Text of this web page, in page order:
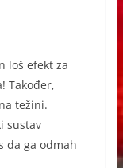
loš efekt za
Također,
težini.
sustav
da ga odmah